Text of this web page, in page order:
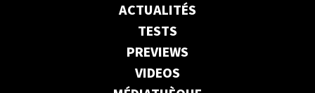
ACTUALITÉS
TESTS
PREVIEWS
VIDEOS